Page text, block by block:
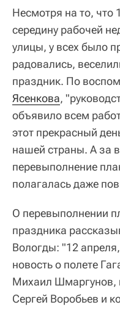
Несмотря на то, что
середину рабочей
улицы, у всех было
радовались,
праздник. По
Ясенкова,
объявило всем
этот прекрасный
нашей страны. А за
перевыполнение
полагалась даже
О перевыполнении
праздника
Вологды: "12
новость о полете
Михаил
Сергей Воробьев и